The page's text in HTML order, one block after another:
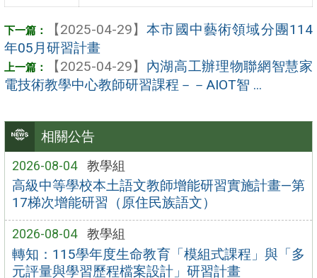
相關公告
2026-08-04 教學組
高級中等學校本土語文教師增能研習實施計畫—第
17梯次增能研習（原住民族語文）
2026-08-04 教學組
轉知：115學年度生命教育「模組式課程」與「多
元評量與學習歷程檔案設計」研習計畫
【2025-04-29】 本市國中藝術領域分團114
年05月研習計畫
【2025-04-29】 內湖高工辦理物聯網智慧家
電技術教學中心教師研習課程－－AIOT智 ...